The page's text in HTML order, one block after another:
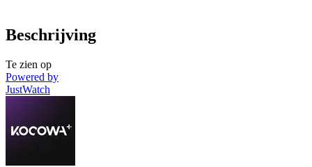
Beschrijving
Te zien op
Powered by
JustWatch